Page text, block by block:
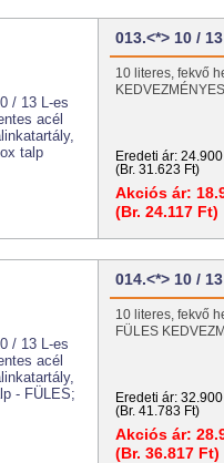
013.<*> 10 /
10 literes, fekvő
Eredeti ár:
(Br. 31.623 Ft)
Akciós ár:
(Br. 24.117 Ft)
014.<*> 10 /
10 literes, fekvő
FÜLES
Eredeti ár:
(Br. 41.783 Ft)
Akciós ár:
(Br. 36.817 Ft)